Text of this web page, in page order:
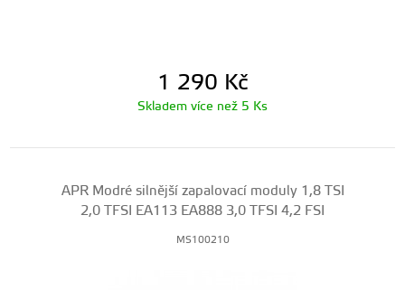
1 290 Kč
Skladem více než 5 Ks
APR Modré silnější zapalovací moduly 1,8 TSI
2,0 TFSI EA113 EA888 3,0 TFSI 4,2 FSI
MS100210